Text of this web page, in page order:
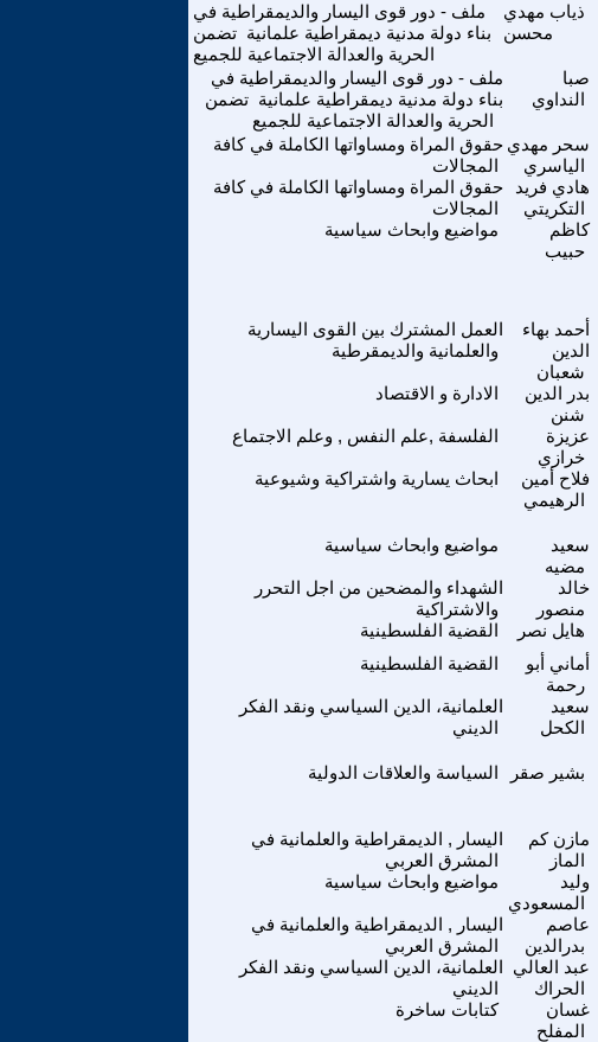
ملف - دور قوى اليسار والديمقراطية في
بناء دولة مدنية ديمقراطية علمانية تضمن
ذياب مهدي
محسن
ملف - دور قوى اليسار والديمقراطية في
بناء دولة مدنية ديمقراطية علمانية تضمن
صبا
النداوي
حقوق المراة ومساواتها الكاملة في كافة
المجالات
سحر مهدي
الياسري
حقوق المراة ومساواتها الكاملة في كافة
المجالات
هادي فريد
التكريتي
مواضيع وابحاث سياسية
كاظم
حبيب
العمل المشترك بين القوى اليسارية
والعلمانية والديمقرطية
أحمد بهاء
الدين
شعبان
الادارة و الاقتصاد
بدر الدين
شنن
الفلسفة ,علم النفس , وعلم الاجتماع
عزيزة
خرازي
ابحاث يسارية واشتراكية وشيوعية
فلاح أمين
الرهيمي
مواضيع وابحاث سياسية
سعيد
مضيه
الشهداء والمضحين من اجل التحرر
والاشتراكية
خالد
منصور
القضية الفلسطينية هايل نصر
القضية الفلسطينية
أماني أبو
رحمة
العلمانية، الدين السياسي ونقد الفكر
الديني
سعيد
الكحل
السياسة والعلاقات الدولية بشير صقر
اليسار , الديمقراطية والعلمانية في
المشرق العربي
مازن كم
الماز
مواضيع وابحاث سياسية
وليد
المسعودي
اليسار , الديمقراطية والعلمانية في
المشرق العربي
عاصم
بدرالدين
العلمانية، الدين السياسي ونقد الفكر
الديني
عبد العالي
الحراك
كتابات ساخرة
غسان
المفلح